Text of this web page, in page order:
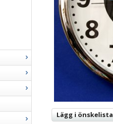
Lägg i önskelista